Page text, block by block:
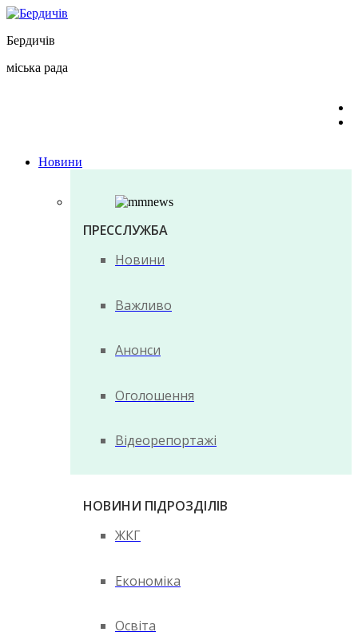
Перейти
вмісту
Бердичів
міська рада
Новини
ПРЕССЛУЖБА
Новини
Важливо
Анонси
Оголошення
Відеорепортажі
НОВИНИ ПІДРОЗДІЛІВ
ЖКГ
Економіка
Освіта